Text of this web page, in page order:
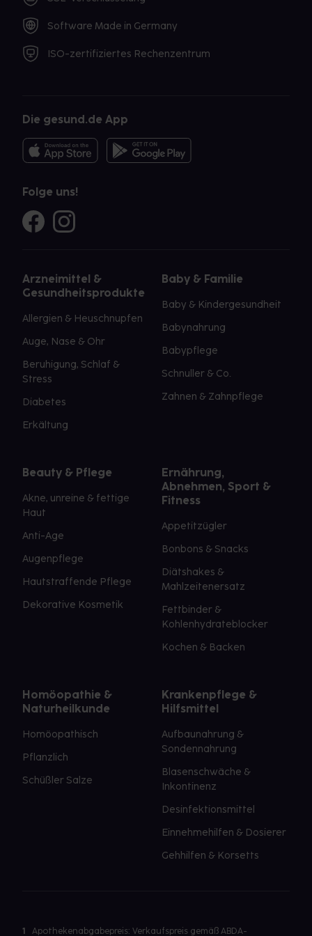
Software Made in Germany
ISO-zertifiziertes Rechenzentrum
Die gesund.de App
Folge uns!
Arzneimittel &
Gesundheitsprodukte
Allergien & Heuschnupfen
Auge, Nase & Ohr
Beruhigung, Schlaf &
Stress
Diabetes
Erkältung
Baby & Familie
Baby & Kindergesundheit
Babynahrung
Babypflege
Schnuller & Co.
Zahnen & Zahnpflege
Beauty & Pflege
Akne, unreine & fettige
Haut
Anti-Age
Augenpflege
Hautstraffende Pflege
Dekorative Kosmetik
Ernährung,
Abnehmen, Sport &
Fitness
Appetitzügler
Bonbons & Snacks
Diätshakes &
Mahlzeitenersatz
Fettbinder &
Kohlenhydrateblocker
Kochen & Backen
Homöopathie &
Naturheilkunde
Homöopathisch
Pflanzlich
Schüßler Salze
Krankenpflege &
Hilfsmittel
Aufbaunahrung &
Sondennahrung
Blasenschwäche &
Inkontinenz
Desinfektionsmittel
Einnehmehilfen & Dosierer
Gehhilfen & Korsetts
1 Apothekenabgabepreis: Verkaufspreis gemäß ABDA-